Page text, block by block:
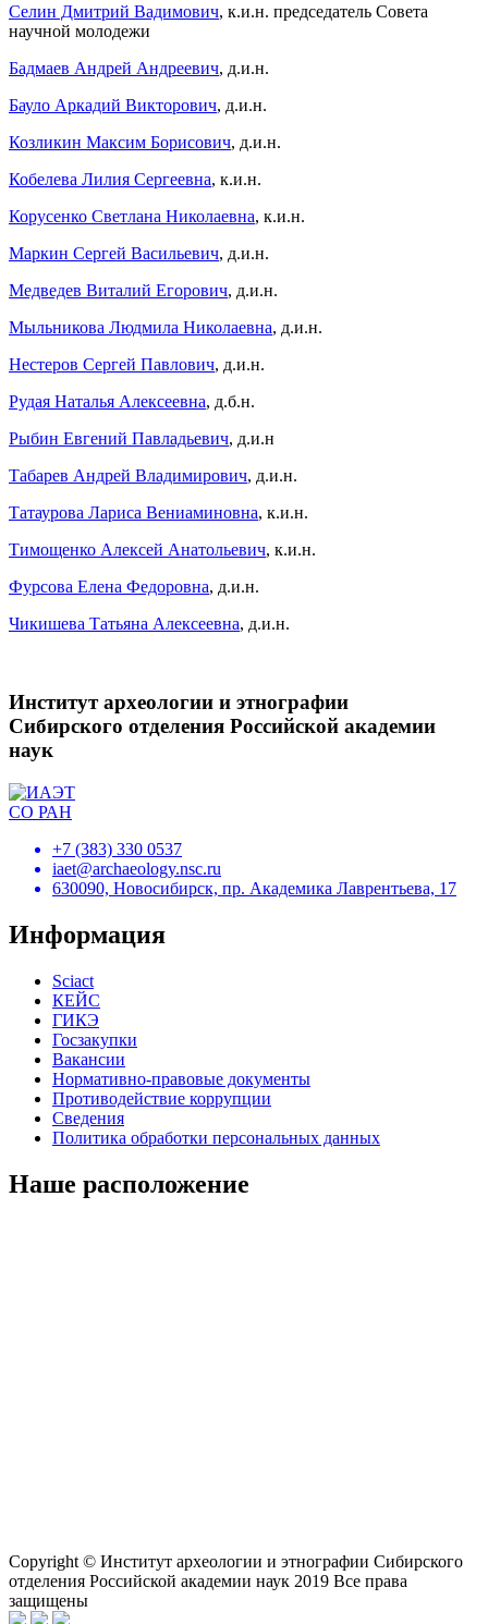
Селин Дмитрий Вадимович, к.и.н. председатель Совета
научной молодежи
Бадмаев Андрей Андреевич, д.и.н.
Бауло Аркадий Викторович, д.и.н.
Козликин Максим Борисович, д.и.н.
Кобелева Лилия Сергеевна, к.и.н.
Корусенко Светлана Николаевна, к.и.н.
Маркин Сергей Васильевич, д.и.н.
Медведев Виталий Егорович, д.и.н.
Мыльникова Людмила Николаевна, д.и.н.
Нестеров Сергей Павлович, д.и.н.
Рудая Наталья Алексеевна, д.б.н.
Рыбин Евгений Павладьевич, д.и.н
Табарев Андрей Владимирович, д.и.н.
Татаурова Лариса Вениаминовна, к.и.н.
Тимощенко Алексей Анатольевич, к.и.н.
Фурсова Елена Федоровна, д.и.н.
Чикишева Татьяна Алексеевна, д.и.н.
Институт археологии и этнографии
Сибирского отделения Российской академии
наук
+7 (383) 330 0537
iaet@archaeology.nsc.ru
630090, Новосибирск, пр. Академика Лаврентьева, 17
Информация
Sciact
КЕЙС
ГИКЭ
Госзакупки
Вакансии
Нормативно-правовые документы
Противодействие коррупции
Сведения
Политика обработки персональных данных
Наше расположение
Copyright © Институт археологии и этнографии Сибирского
отделения Российской академии наук 2019 Все права
защищены